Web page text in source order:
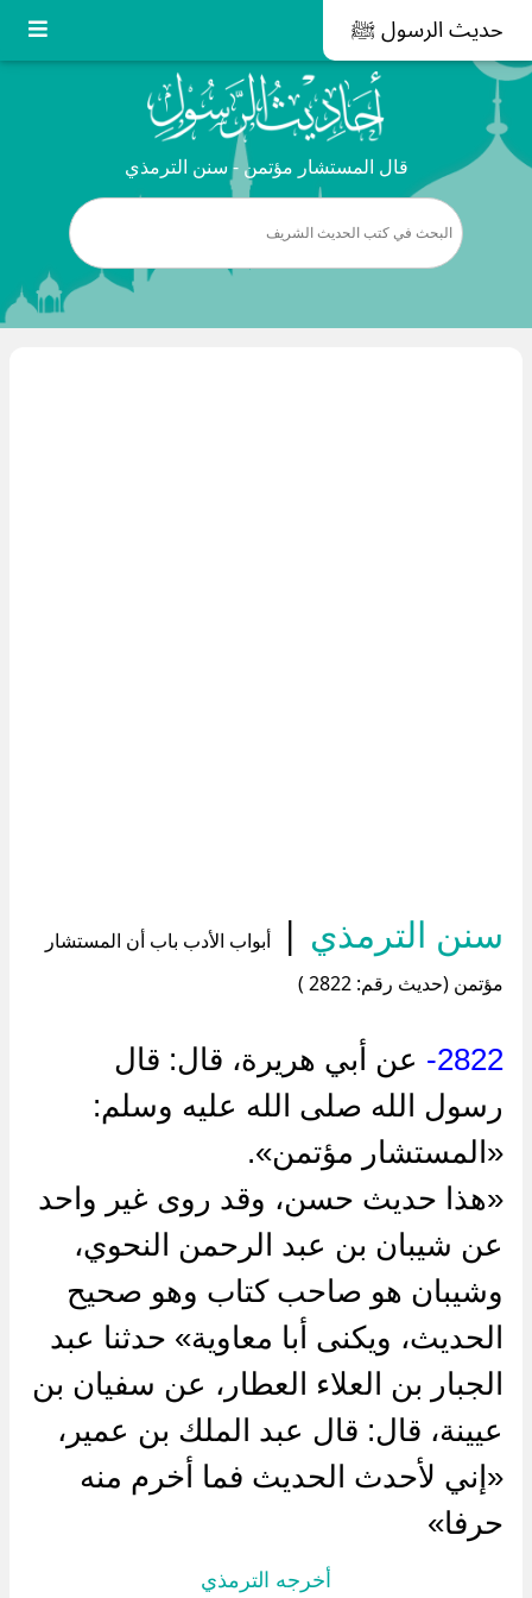
حديث الرسول ﷺ
قال المستشار مؤتمن - سنن الترمذي
سنن الترمذي |
أبواب الأدب باب أن المستشار
مؤتمن (حديث رقم: 2822 )
2822-
عن أبي هريرة، قال: قال
رسول الله صلى الله عليه وسلم:
«المستشار مؤتمن».
«هذا حديث حسن، وقد روى غير واحد
عن شيبان بن عبد الرحمن النحوي،
وشيبان هو صاحب كتاب وهو صحيح
الحديث، ويكنى أبا معاوية» حدثنا عبد
الجبار بن العلاء العطار، عن سفيان بن
عيينة، قال: قال عبد الملك بن عمير،
«إني لأحدث الحديث فما أخرم منه
حرفا»
أخرجه الترمذي